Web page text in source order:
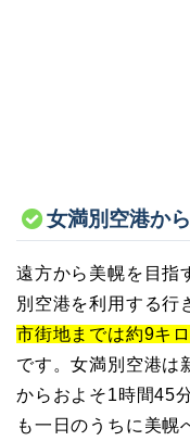
女満別空港か
遠方から美幌を目指
別空港を利用する行
市街地までは約9キ
です。女満別空港は
からおよそ1時間45
も一日のうちに美幌